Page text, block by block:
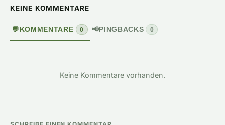
KEINE KOMMENTARE
💬 KOMMENTARE 0 📢 PINGBACKS 0
Keine Kommentare vorhanden.